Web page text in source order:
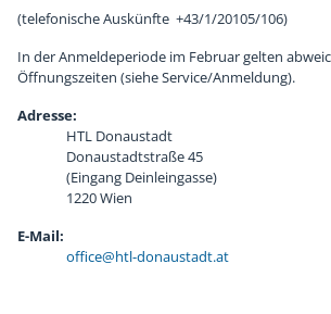
(telefonische Auskünfte +43/1/20105/106)
In der Anmeldeperiode im Februar gelten
Öffnungszeiten (siehe Service/Anmeldung).
Adresse:
HTL Donaustadt
Donaustadtstraße 45
(Eingang Deinleingasse)
1220 Wien
E-Mail:
office@htl-donaustadt.at
Zusatzausbildungen
Internationales & Erasmus+
Elektronikmuseum
Chronik
AlumniClub
Kuratorium
Sponsoren
Schulfolder